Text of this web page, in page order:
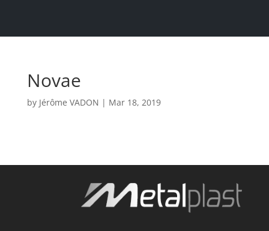
Novae
by Jérôme VADON | Mar 18, 2019